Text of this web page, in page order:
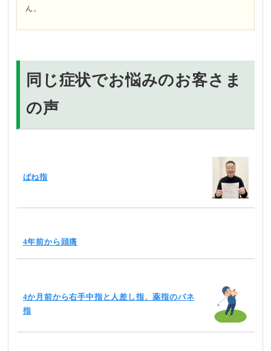
ん。
同じ症状でお悩みのお客さま
の声
ばね指
4年前から頭痛
4か月前から右手中指と人差し指、薬指のバネ
指